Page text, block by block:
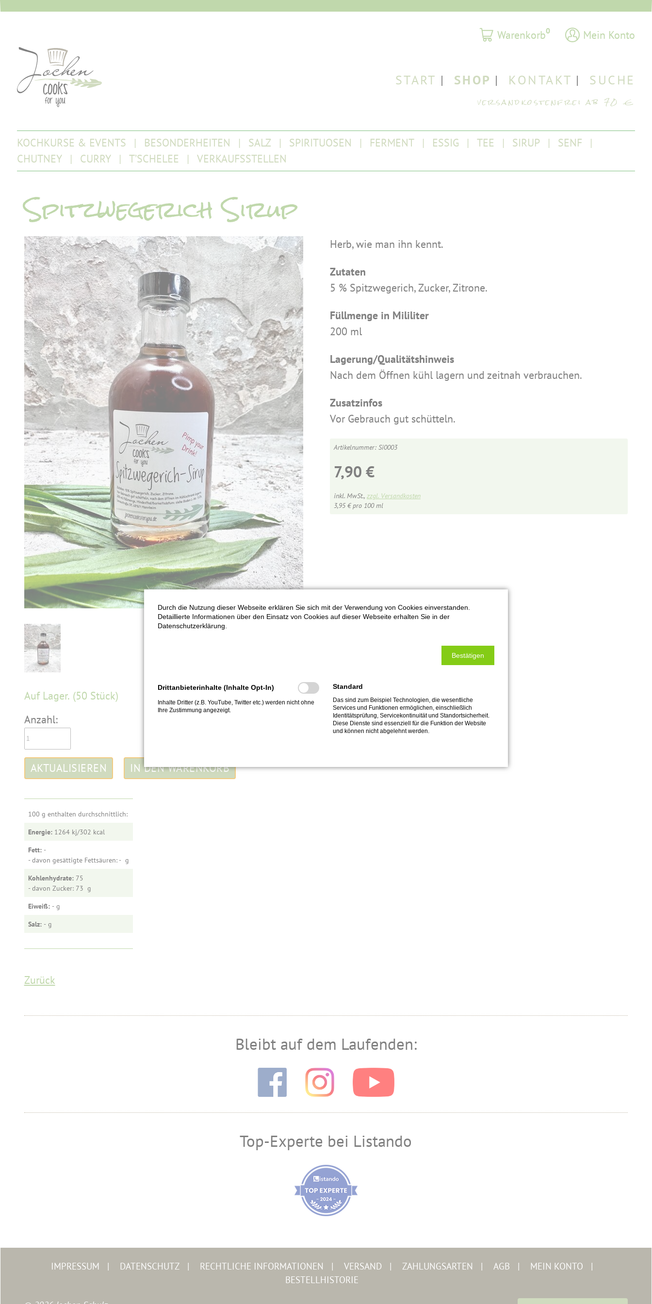
Warenkorb0 Mein Konto
START SHOP KONTAKT SUCHE
KOCHKURSE & EVENTS BESONDERHEITEN SALZ SPIRITUOSEN FERMENT ESSIG TEE SIRUP
SENF
CHUTNEY
CURRY T’SCHELEE VERKAUFSSTELLEN
Spitzwegerich Sirup
Herb, wie man ihn kennt.
Zutaten
5 % Spitzwegerich, Zucker, Zitrone.
Füllmenge in Mililiter
200 ml
Lagerung/Qualitätshinweis
Nach dem Öffnen kühl lagern und zeitnah verbrauchen.
Zusatzinfos
Vor Gebrauch gut schütteln.
Si0003
7,90 €
inkl. MwSt., zzgl. Versandkosten
3,95€pro 100 ml
Auf Lager. (50 Stück)
Anzahl:
100 g enthalten durchschnittlich:
Energie: 1264 kj/302
Fett: -
- davon gesättigte Fettsäuren: -
Kohlenhydrate: 75
- davon Zucker: 73
Eiweiß: -
Salz: -
Zurück
Bleibt auf dem Laufenden:
Top-Experte bei Listando
IMPRESSUM DATENSCHUTZ RECHTLICHE INFORMATIONEN VERSAND ZAHLUNGSARTEN AGB
MEIN KONTO
BESTELLHISTORIE
Durch die Nutzung dieser Webseite erklären Sie sich mit der Verwendung von Cookies einverstanden.
Detaillierte Informationen über den Einsatz von Cookies auf dieser Webseite erhalten Sie in der
Datenschutzerklärung.
Bestätigen
Drittanbieterinhalte (Inhalte Opt-In)
Inhalte Dritter (z.B. YouTube, Twitter etc.) werden nicht ohne
Ihre Zustimmung angezeigt.
Standard
Das sind zum Beispiel Technologien, die wesentliche
Services und Funktionen ermöglichen, einschließlich
Identitätsprüfung, Servicekontinuität und Standortsicherheit.
Diese Dienste sind essenziell für die Funktion der Website
und können nicht abgelehnt werden.